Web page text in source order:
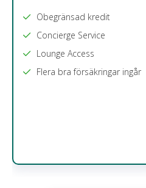
Obegränsad kredit
Concierge Service
Lounge Access
Flera bra försäkringar ingår